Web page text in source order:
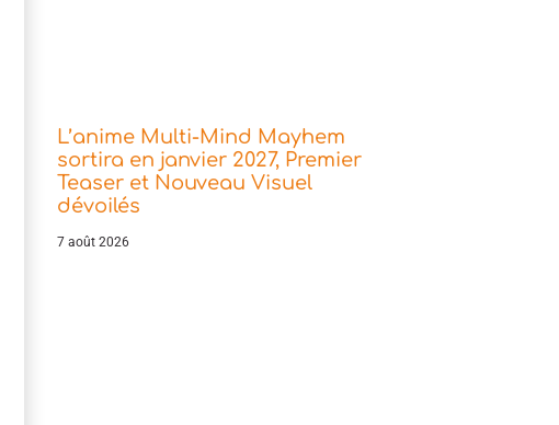
L’anime Multi-Mind Mayhem
sortira en janvier 2027, Premier
Teaser et Nouveau Visuel
dévoilés
7 août 2026